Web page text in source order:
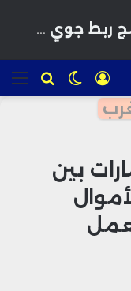
للبحث الوضع
المظلم
تسجيل
الدخول
بين